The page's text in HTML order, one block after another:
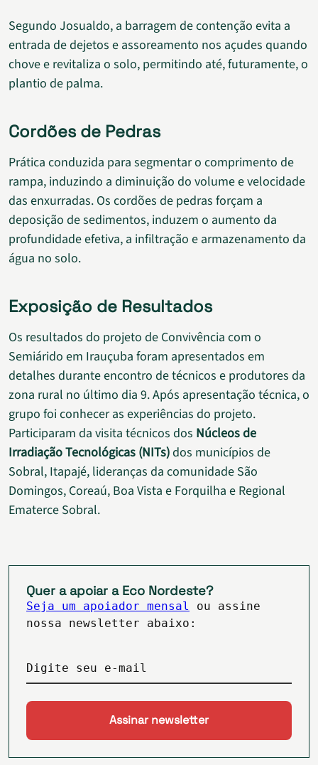
Segundo Josualdo, a barragem de contenção evita a
entrada de dejetos e assoreamento nos açudes quando
chove e revitaliza o solo, permitindo até, futuramente, o
plantio de palma.
Cordões de Pedras
Prática conduzida para segmentar o comprimento de
rampa, induzindo a diminuição do volume e velocidade
das enxurradas. Os cordões de pedras forçam a
deposição de sedimentos, induzem o aumento da
profundidade efetiva, a infiltração e armazenamento da
água no solo.
Exposição de Resultados
Os resultados do projeto de Convivência com o
Semiárido em Irauçuba foram apresentados em
detalhes durante encontro de técnicos e produtores da
zona rural no último dia 9. Após apresentação técnica, o
grupo foi conhecer as experiências do projeto.
Participaram da visita técnicos dos Núcleos de
Irradiação Tecnológicas (NITs)dos municípios de
Sobral, Itapajé, lideranças da comunidade São
Domingos, Coreaú, Boa Vista e Forquilha e Regional
Ematerce Sobral.
Quer a apoiar a Eco Nordeste?
Seja um apoiador mensal
ou assine
nossa newsletter abaixo:
Digite seu e-mail